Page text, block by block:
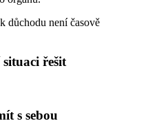
důchodu není časově
řešit
s sebou